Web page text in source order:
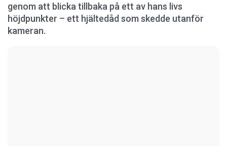
genom att blicka tillbaka på ett av hans livs
höjdpunkter – ett hjältedåd som skedde utanför
kameran.